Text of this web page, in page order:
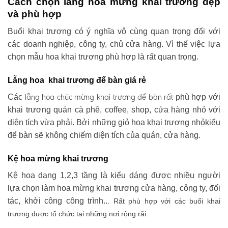
và phù hợp
Buổi khai trương có ý nghĩa vô cùng quan trọng đối với
các doanh nghiệp, công ty, chủ cửa hàng. Vì thế việc lựa
chọn mẫu hoa khai trương phù hợp là rất quan trọng.
Lẵng hoa khai trương để bàn giá rẻ
Các lẵng hoa chúc mừng khai trương để bàn rất phù hợp với
khai trương quán cà phê, coffee, shop, cửa hàng nhỏ với
diện tích vừa phải. Bởi những giỏ hoa khai trương nhỏkiểu
để bàn sẽ không chiếm diện tích của quán, cửa hàng.
Kệ hoa mừng khai trương
Kệ hoa dạng 1,2,3 tầng là kiểu dáng được nhiều người
lựa chọn làm hoa mừng khai trương cửa hàng, công ty, đối
tác, khởi công công trình.. . Rất phù hợp với các buổi khai
trương được tổ chức tại những nơi rộng rãi .